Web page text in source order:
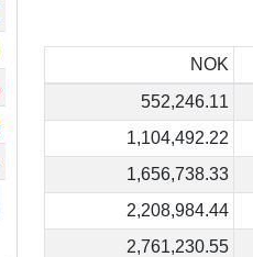
NOK
552,246.11
1,104,492.22
1,656,738.33
2,208,984.44
2,761,230.55